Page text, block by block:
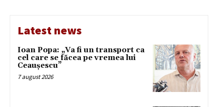
Latest news
Ioan Popa: „Va fi un transport ca
cel care se făcea pe vremea lui
Ceaușescu”
7 august 2026